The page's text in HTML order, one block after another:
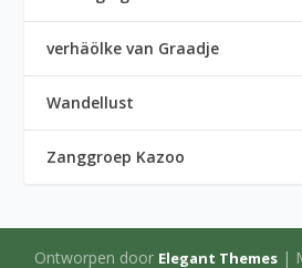
verhäölke van Graadje
Wandellust
Zanggroep Kazoo
Ontworpen door Elegant Themes|